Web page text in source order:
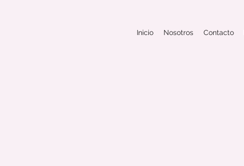
Inicio Nosotros Contacto